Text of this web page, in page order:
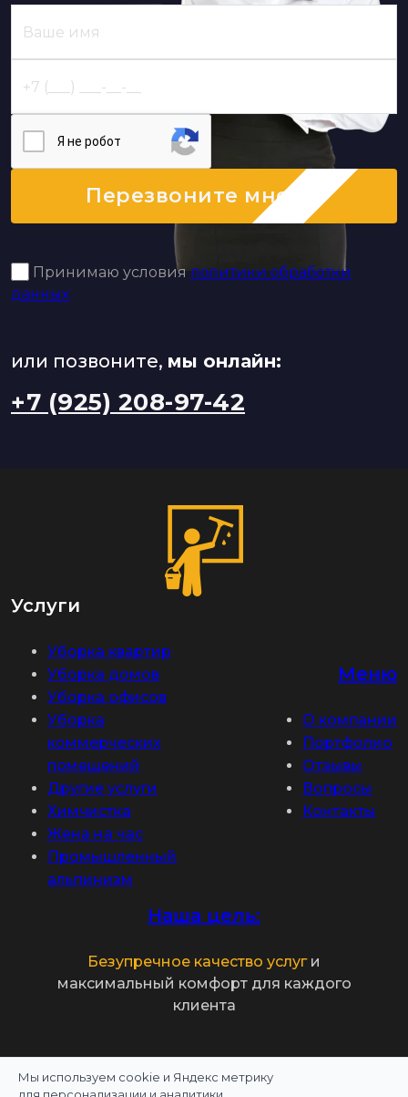
Я нe poбoт
Перезвоните мне
Принимаю условия политики обработки
данных
или позвоните, мы онлайн:
+7 (925) 208-97-42
Услуги
Уборка квартир
Уборка домов
Уборка офисов
Уборка
коммерческих
помещений
Другие услуги
Химчистка
Жена на час
Промышленный
альпинизм
Меню
О компании
Портфолио
Отзывы
Вопросы
Контакты
Наша цель:
Безупречное качество услуг и
максимальный комфорт для каждого
клиента
Политика конфиденциальности
Мы используем cookie и Яндекс метрику